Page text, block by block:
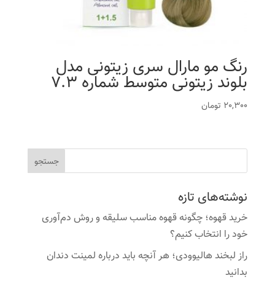
رنگ مو مارال سری زیتونی مدل
بلوند زیتونی متوسط شماره 7.3
20,300 تومان
نوشته‌های تازه
خرید قهوه؛ چگونه قهوه مناسب سلیقه و روش دم‌آوری
خود را انتخاب کنیم؟
راز لبخند هالیوودی؛ هر آنچه باید درباره لمینت دندان
بدانید